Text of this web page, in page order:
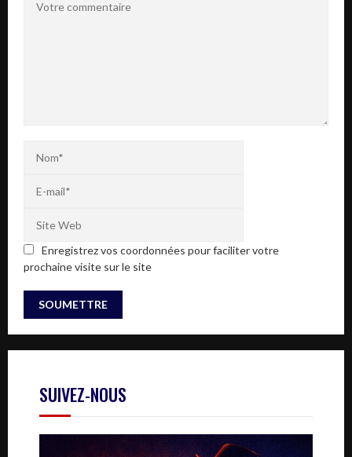
Enregistrez vos coordonnées pour faciliter votre
prochaine visite sur le site
SUIVEZ-NOUS